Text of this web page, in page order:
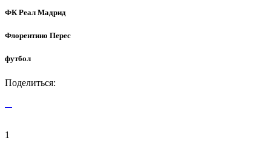
ФК Реал Мадрид
Флорентино Перес
футбол
Поделиться:
1